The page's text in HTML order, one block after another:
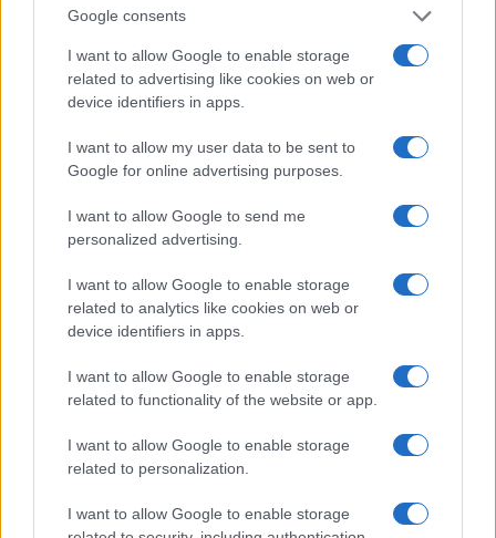
Google consents
I want to allow Google to enable storage
related to advertising like cookies on web or
device identifiers in apps.
I want to allow my user data to be sent to
Google for online advertising purposes.
I want to allow Google to send me
personalized advertising.
I want to allow Google to enable storage
related to analytics like cookies on web or
device identifiers in apps.
I want to allow Google to enable storage
related to functionality of the website or app.
I want to allow Google to enable storage
related to personalization.
I want to allow Google to enable storage
benissimo che il comparto industriale tedesco era
dipendente dal gas russo, così come lo sapevano
gli americani che non a caso hanno imposto il
sistema dellasanzioni non per danneggiare la
al fine di
tagliare le gambe all’economia tedescalegata a
questo sistema economico. Ma se la memoria
della cancelliera è corta, non lo è quella dei russi,
obiettivo dei missili intercontinentali. Mai
dimentichi dei milioni di morti durante la Grande
Guerra Patriottica contro i nazisti invasori, l’odio
verso i tedeschi è stato mitigato, come sempre
Abbandonati quelli, ogni sigillo potrebbe saltare.